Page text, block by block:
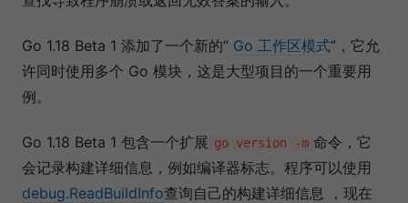
Go 1.18 Beta 1 添加了一个新的“ Go 工作区模式”，它允
许同时使用多个 Go 模块，这是大型项目的一个重要用
例。
Go 1.18 Beta 1 包含一个扩展 go version -m 命令，它
会记录构建详细信息，例如编译器标志。程序可以使用
debug.ReadBuildInfo查询自己的构建详细信息 ，现在